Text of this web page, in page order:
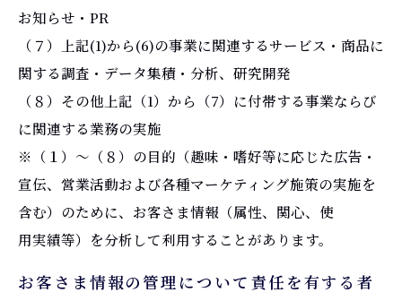
お知らせ・PR
（７）上記(1)から(6)の事業に関連するサービス・商品に
関する調査・データ集積・分析、研究開発
（８）その他上記（1）から（7）に付帯する事業ならび
に関連する業務の実施
※（１）～（８）の目的（趣味・嗜好等に応じた広告・
宣伝、営業活動および各種マーケティング施策の実施を
含む）のために、お客さま情報（属性、関心、使
用実績等）を分析して利用することがあります。
お客さま情報の管理について責任を有する者